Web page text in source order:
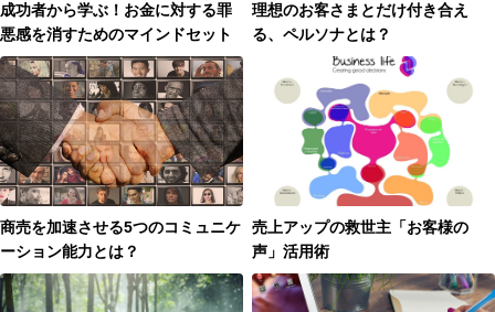
成功者から学ぶ！お金に対する罪
悪感を消すためのマインドセット
理想のお客さまとだけ付き合え
る、ペルソナとは？
商売を加速させる5つのコミュニケ
ーション能力とは？
売上アップの救世主「お客様の
声」活用術